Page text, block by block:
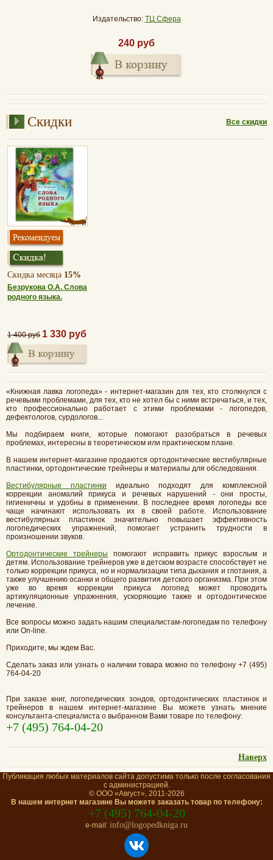
Издательство: ТЦ Сфера
240 руб
Скидки Все скидки
Скидка месяца 15%
Безрукова О.А. Слова
родного языка.
1 400 руб 1 330 руб
«Книжная лавка логопеда» - интернет-магазин для тех, кто столкнулся с
речевыми проблемами, для тех, кто не хотел бы с ними встречаться, и тех,
кто профессионально работает с этими проблемами - логопедов,
дефектологов, сурдологов...
Мы подбираем книги, которые помогают разобраться в речевых
проблемах, интересны в теоретическом или практическом плане.
В нашем интернет-магазине продаются ортодонтические вестибулярные
пластинки, ортодонтические трейнеры и материалы для обследования.
Вестибулярные пластинки идеально подходят для комплексной
коррекции аномалий прикуса и речевых нарушений - они просты,
гигиеничны и удобны в применении. В последнее время логопеды все
чаще начинают использовать их в своей работе. Использование
вестибулярных пластинок значительно повышает эффективность
логопедических упражнений, помогает устранить трудности в
произношении звуков.
Ортодонтические трейнеры помогают исправить прикус взрослым и
детям. Использование трейнеров уже в детском возрасте способствует не
только коррекции прикуса, но и нормализации типа дыхания и глотания, а
также улучшению осанки и общего развития детского организма. При этом
уже во время коррекции прикуса логопед может проводить
артикуляционные упражнения, ускоряющие также и ортодонтическое
лечение.
Все вопросы можно задать нашим специалистам-логопедам по телефону
или On-line.
Приходите, мы ждем Вас.
Сделать заказ или узнать о наличии товара можно по телефону +7 (495)
764-04-20
При заказе книг, логопедических зондов, ортодонтических пластинок и
трейнеров в нашем интернет-магазине Вы можете узнать мнение
консультанта-специалиста о выбранном Вами товаре по телефону:
+7 (495) 764-04-20
Наверх
Публикация любых материалов сайта допустима только после согласования
с администрацией.
© ООО «Август», 2011-2026
В нашем интернет магазине Вы можете заказать товар по телефону:
+7 (495) 764-04-20
e-mail: info@logopedkniga.ru